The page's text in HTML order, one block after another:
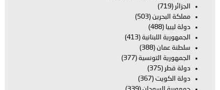
الجزائر (719)
مملكة البحرين (503)
دولة ليبيا (488)
الجمهورية اللبنانية (413)
سلطنة عمان (388)
الجمهورية التونسية (377)
دولة قطر (375)
دولة الكويت (367)